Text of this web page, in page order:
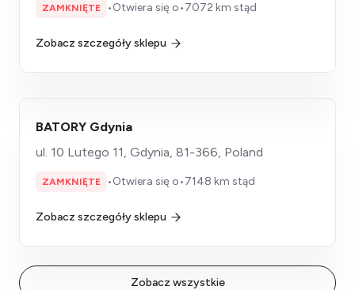
ZAMKNIĘTE •Otwiera się o•7072 km stąd
Zobacz szczegóły sklepu
BATORY Gdynia
ul. 10 Lutego 11, Gdynia, 81-366, Poland
ZAMKNIĘTE •Otwiera się o•7148 km stąd
Zobacz szczegóły sklepu
Zobacz wszystkie